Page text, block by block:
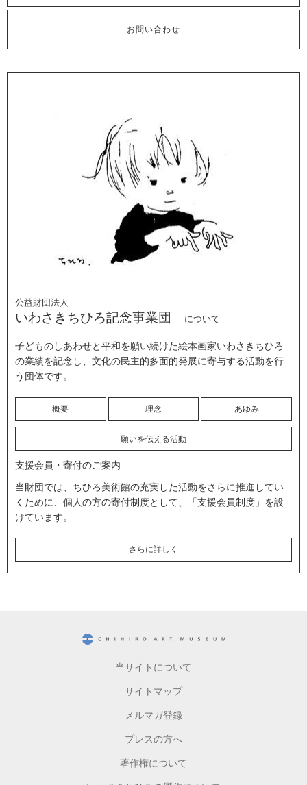
お問い合わせ
公益財団法人
いわさきちひろ記念事業団 について
子どものしあわせと平和を願い続けた絵本画家いわさきちひろ
の業績を記念し、文化の民主的多面的発展に寄与する活動を行
う団体です。
概要 理念 あゆみ
願いを伝える活動
支援会員・寄付のご案内
当財団では、ちひろ美術館の充実した活動をさらに推進してい
くために、個人の方の寄付制度として、「支援会員制度」を設
けています。
さらに詳しく
当サイトについて
サイトマップ
メルマガ登録
プレスの方へ
著作権について